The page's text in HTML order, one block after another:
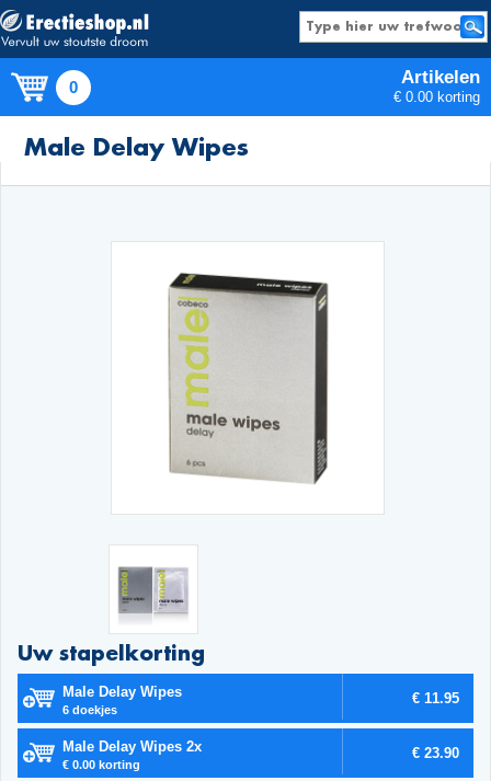
0 Artikelen
€ 0.00 korting
Male Delay Wipes
Uw stapelkorting
Male Delay Wipes
6 doekjes
€ 11.95
Male Delay Wipes 2x
€ 0.00 korting
€ 23.90